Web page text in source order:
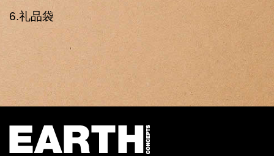
6.礼品袋